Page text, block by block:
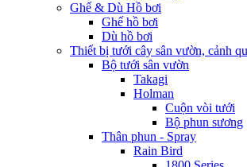
Ghế & Dù Hồ bơi
Ghế hồ bơi
Dù hồ bơi
Thiết bị tưới cây sân vườn, cảnh
Bộ tưới sân vườn
Takagi
Holman
Cuộn vòi tưới
Bộ phun sương
Thân phun - Spray
Rain Bird